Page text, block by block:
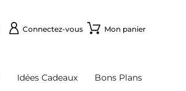
Connectez-vous Mon panier
Idées Cadeaux Bons Plans